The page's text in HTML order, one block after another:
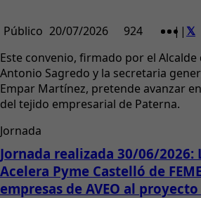
Público 20/07/2026 924 | |
Este convenio, firmado por el Alcalde
Antonio Sagredo y la secretaria
Empar Martínez, pretende avanzar
del tejido empresarial de Paterna.
Jornada
Jornada realizada 30/06/2026:
Acelera Pyme Castelló de
empresas de AVEO al